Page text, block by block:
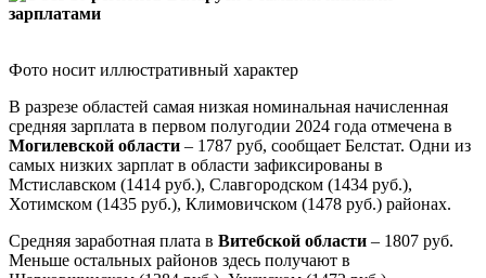
Фото носит иллюстративный характер
В разрезе областей самая низкая номинальная начисленная
средняя зарплата в первом полугодии 2024 года отмечена в
Могилевской области – 1787 руб, сообщает Белстат. Одни из
самых низких зарплат в области зафиксированы в
Мстиславском (1414 руб.), Славгородском (1434 руб.),
Хотимском (1435 руб.), Климовичском (1478 руб.) районах.
Средняя заработная плата в Витебской области – 1807 руб.
Меньше остальных районов здесь получают в